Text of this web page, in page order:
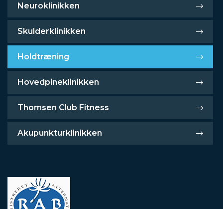
Neuroklinikken
Skulderklinikken
Holdtræning
Hovedpineklinikken
Thomsen Club Fitness
Akupunkturklinikken